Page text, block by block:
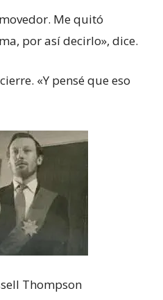
Me quitó
por así decirlo», dice.
«Y pensé que eso
Thompson